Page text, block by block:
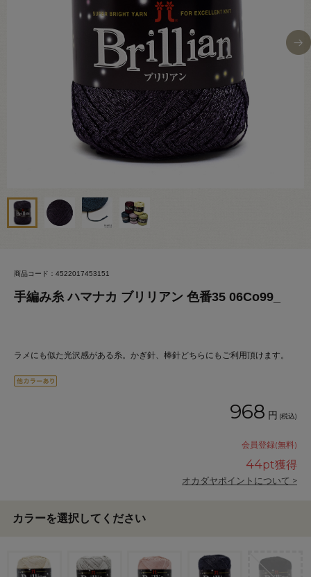
商品コード：4522017453151
手編み糸 ハマナカ ブリリアン 色番35 06Co99_
ラメにも似た光沢感がある糸。かぎ針、棒針どちらにもご利用頂けます。
968 円 (税込)
会員登録(無料)
44pt獲得
オカダヤポイントについて >
カラーを選択してください